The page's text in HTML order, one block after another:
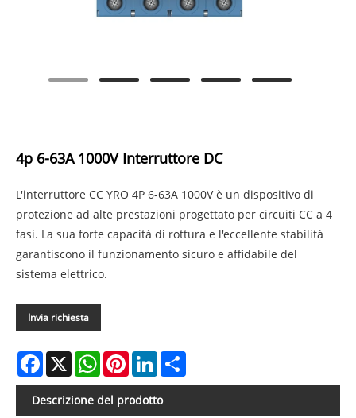
4p 6-63A 1000V Interruttore DC
L'interruttore CC YRO 4P 6-63A 1000V è un dispositivo di
protezione ad alte prestazioni progettato per circuiti CC a 4
fasi. La sua forte capacità di rottura e l'eccellente stabilità
garantiscono il funzionamento sicuro e affidabile del
sistema elettrico.
Invia richiesta
Facebook
X WhatsAppPinterestLinkedIn
Descrizione del prodotto